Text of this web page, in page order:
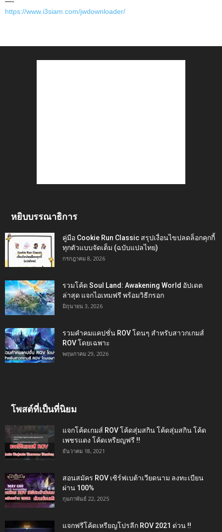
https://www.i3siam.com/jwdownloader/
หยิบบรรณาธิการ
คู่มือ Cookie Run Classic สรุปเงื่อนไขปลดล็อกคุกกี้
ทุกตัวแบบจัดเต็ม (ฉบับแปลไทย)
กรกฎาคม 8, 2026
รวมโค้ด Soul Land: Awakening World อัปเดต
ล่าสุด แจกไอเทมฟรี พร้อมวิธีกรอก
มิถุนายน 3, 2026
รวมคำคมแคปชั่น ROV โดนๆ สำหรับสาวกเกมส์
ROV โดยเฉพาะ
พฤษภาคม 29, 2026
โพสต์ที่เป็นที่นิยม
แจกโค้ดเกมส์ ROV โค้ดสุ่มสกิน โค้ดสุ่มสกิน โค้ด
เพชรแดง โค้ดเหรียญฟรี !!
ธันวาคม 18, 2021
สอนสมัคร ROV เซิร์ฟเบต้าเวียดนาม ลงทะเบียน
ผ่าน 100%
กุมภาพันธ์ 22, 2025
แจกฟรีโค้ดเหรียญโปรลีก ROV 2021 ด่วน !!